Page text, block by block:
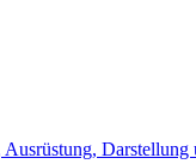
Ausrüstung,